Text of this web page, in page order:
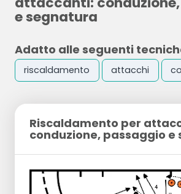
e segnatura
Adatto alle seguenti
riscaldamento attacchi
Riscaldamento per
conduzione, passaggio e